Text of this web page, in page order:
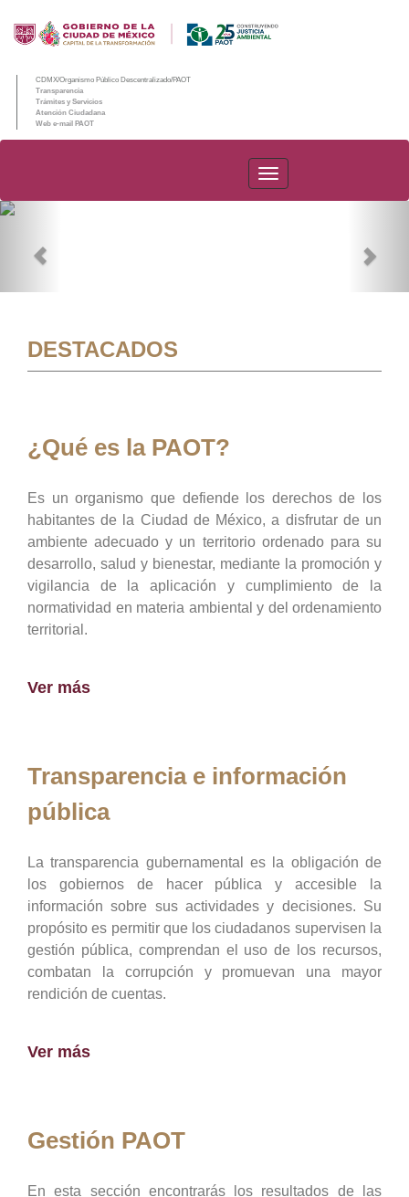
CDMX/Organismo Público Descentralizado/PAOT
Transparencia
Trámites y Servicios
Atención Ciudadana
Web e-mail PAOT
PAOT
DESTACADOS
¿Qué es la PAOT?
Es un organismo que defiende los derechos de los
habitantes de la Ciudad de México, a disfrutar de un
ambiente adecuado y un territorio ordenado para su
desarrollo, salud y bienestar, mediante la promoción y
vigilancia de la aplicación y cumplimiento de la
normatividad en materia ambiental y del ordenamiento
territorial.
Ver más
Transparencia e información
pública
La transparencia gubernamental es la obligación de
los gobiernos de hacer pública y accesible la
información sobre sus actividades y decisiones. Su
propósito es permitir que los ciudadanos supervisen la
gestión pública, comprendan el uso de los recursos,
combatan la corrupción y promuevan una mayor
rendición de cuentas.
Ver más
Gestión PAOT
En esta sección encontrarás los resultados de las